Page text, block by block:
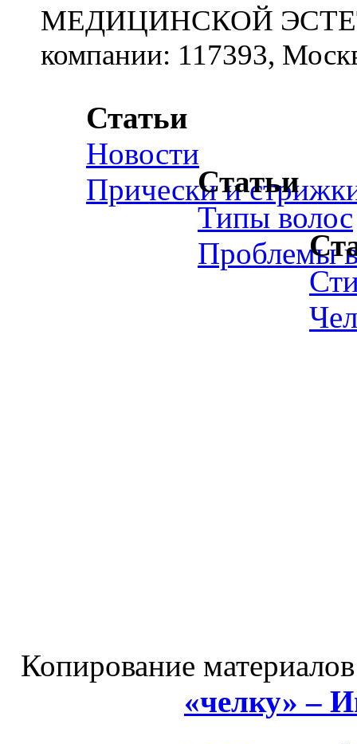
МЕДИЦИНСКОЙ
компании: 117393,
Статьи
Новости
Прически иСтатьи
Типы волос
Проблемы
Копирование
«челку» –